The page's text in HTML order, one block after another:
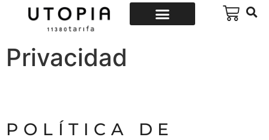
Privacidad
POLÍTICA DE